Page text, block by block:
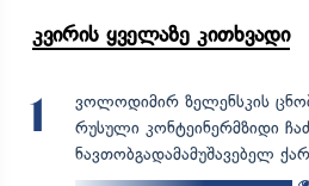
კვირის ყველაზე კითხვადი
1
ვოლოდიმირ ზელენსკის
რუსული კონტეინერმზიდი
ნავთობგადამამუშავებელ